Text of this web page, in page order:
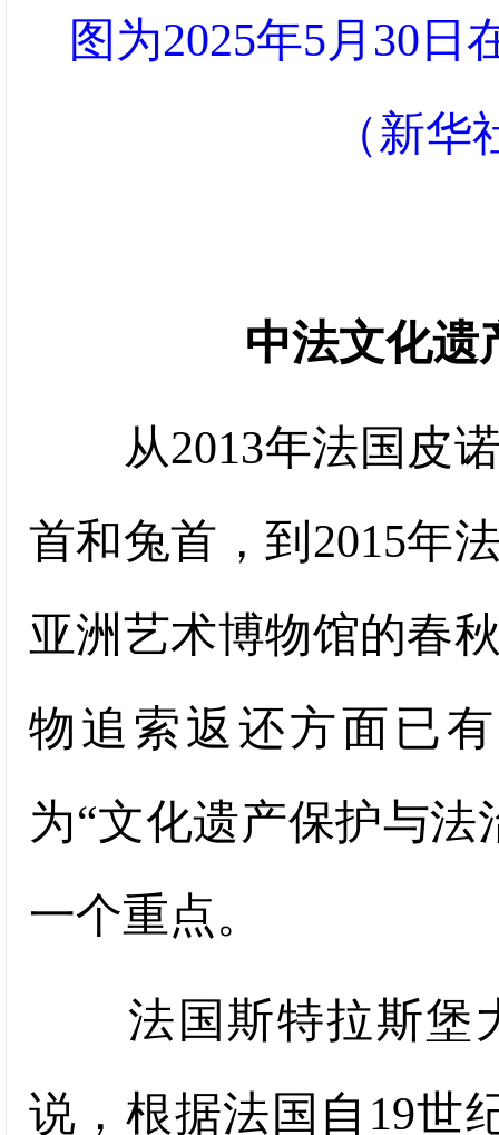
图为2025年5月30
（新
中法文化遗
从2013年法国皮诺
首和兔首，到2015年
亚洲艺术博物馆的春
物追索返还方面已
为“文化遗产保护与
一个重点。
法国斯特拉斯堡
说，根据法国自19世